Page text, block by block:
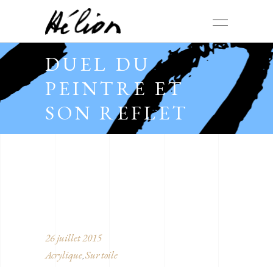
DUEL DU
PEINTRE ET
SON REFLET
26 juillet 2015
Acrylique, Sur toile